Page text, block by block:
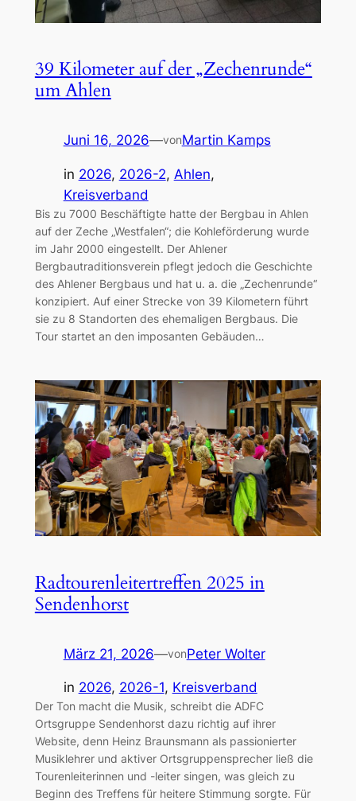
39 Kilometer auf der „Zechenrunde“
um Ahlen
Juni 16, 2026—vonMartin Kamps
in 2026, 2026-2, Ahlen
Kreisverband
Bis zu 7000 Beschäftigte hatte der Bergbau in Ahlen
auf der Zeche „Westfalen“; die Kohleförderung wurde
im Jahr 2000 eingestellt. Der Ahlener
Bergbautraditionsverein pflegt jedoch die Geschichte
des Ahlener Bergbaus und hat u. a. die „Zechenrunde“
konzipiert. Auf einer Strecke von 39 Kilometern führt
sie zu 8 Standorten des ehemaligen Bergbaus. Die
Tour startet an den imposanten Gebäuden…
Radtourenleitertreffen 2025 in
Sendenhorst
März 21, 2026—vonPeter Wolter
in 2026, 2026-1, Kreisverband
Der Ton macht die Musik, schreibt die ADFC
Ortsgruppe Sendenhorst dazu richtig auf ihrer
Website, denn Heinz Braunsmann als passionierter
Musiklehrer und aktiver Ortsgruppensprecher ließ die
Tourenleiterinnen und -leiter singen, was gleich zu
Beginn des Treffens für heitere Stimmung sorgte. Für